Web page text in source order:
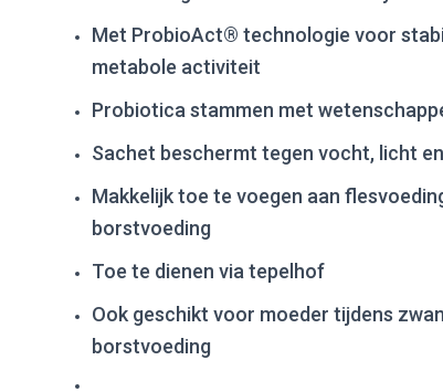
Met ProbioAct® technologie voor
metabole activiteit
Probiotica stammen met
Sachet beschermt tegen vocht, licht
Makkelijk toe te voegen aan
borstvoeding
Toe te dienen via tepelhof
Ook geschikt voor moeder tijdens
borstvoeding